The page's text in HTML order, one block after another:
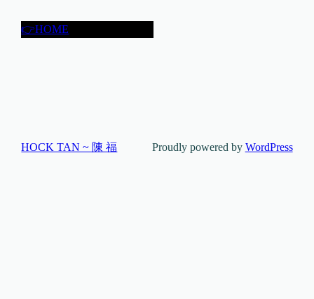
👉HOME
HOCK TAN ~ 陳 福 Proudly powered by WordPress